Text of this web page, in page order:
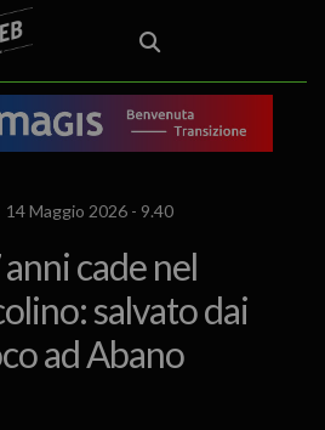
VENETO
VICENZA E PROVINCIA
ATTUALITA’ POLITICA
CURIOSITÀ – LIFESTYLE
CULTURA ARTE
14 Maggio 2026 - 9.40
cade nel
salvato dai
ad Abano